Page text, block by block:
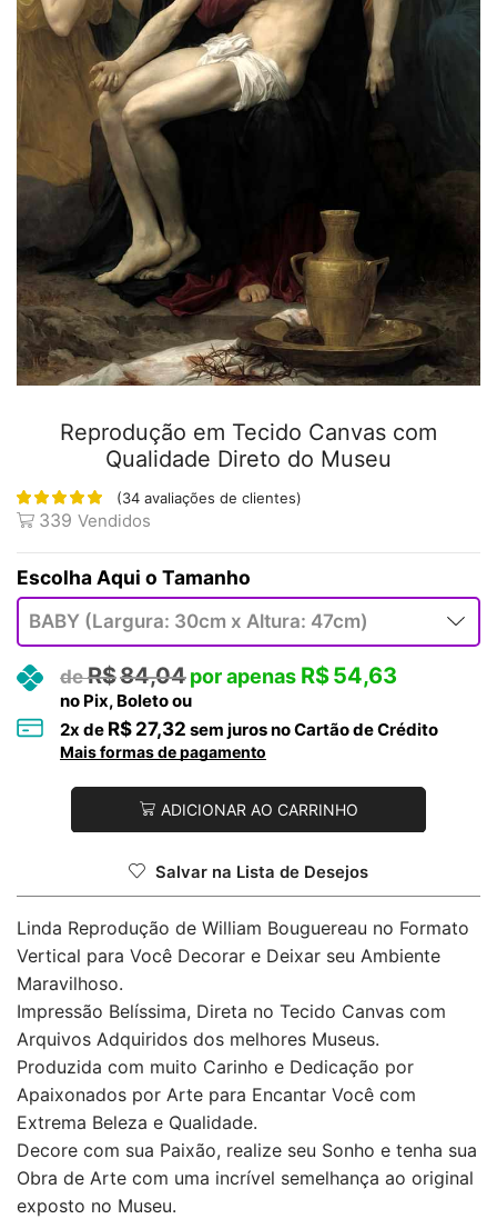
Reprodução em Tecido Canvas com
Qualidade Direto do Museu
(34 avaliações de clientes)
339 Vendidos
Tamanho
R$84,04 R$54,63
no Pix, Boleto ou
2x de R$ 27,32 sem juros no Cartão de Crédito
Mais formas de pagamento
ADICIONAR AO CARRINHO
Salvar na Lista de Desejos
Linda Reprodução de William Bouguereau no Formato
Vertical para Você Decorar e Deixar seu Ambiente
Maravilhoso.
Impressão Belíssima, Direta no Tecido Canvas com
Arquivos Adquiridos dos melhores Museus.
Produzida com muito Carinho e Dedicação por
Apaixonados por Arte para Encantar Você com
Extrema Beleza e Qualidade.
Decore com sua Paixão, realize seu Sonho e tenha sua
Obra de Arte com uma incrível semelhança ao original
exposto no Museu.